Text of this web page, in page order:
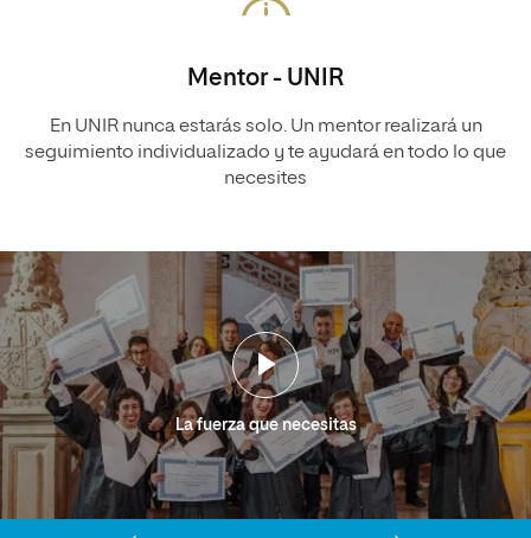
Mentor - UNIR
En UNIR nunca estarás solo. Un mentor realizará un
seguimiento individualizado y te ayudará en todo lo que
necesites
La fuerza que necesitas